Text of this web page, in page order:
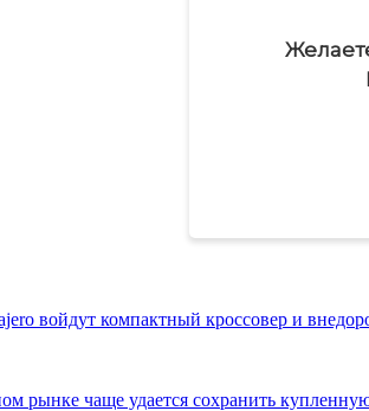
войдут компактный кроссовер и
рынке чаще удается сохранить